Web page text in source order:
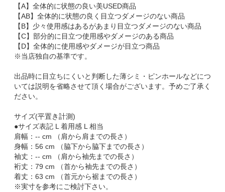
【A】全体的に状態の良い美USED商品
【AB】全体的に状態の良く目立つダメージのない商品
【B】少々使用感はあるがあまり目立つダメージのない商品
【C】部分的に目立つ使用感やダメージのある商品
【D】全体的に使用感やダメージが目立つ商品
※当店独自の基準です。
出品時に目立ちにくいと判断した薄シミ・ピンホールなどにつ
いては説明を省略させて頂く場合がございます。予めご了承く
ださい。
サイズ(平置き計測)
●サイズ表記 L 着用感 L 相当
肩幅：-- cm （肩から肩までの長さ）
身幅：56 cm （脇下から脇下までの長さ）
袖丈：-- cm （肩から袖先までの長さ）
裄丈：79 cm （首から袖先までの長さ）
着丈：63 cm （首元から裾までの長さ）
※実寸を参考にご検討下さい。